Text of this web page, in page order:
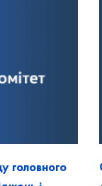
головного